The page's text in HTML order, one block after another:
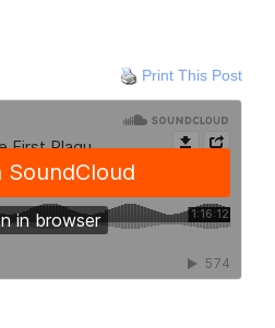
Print This Post